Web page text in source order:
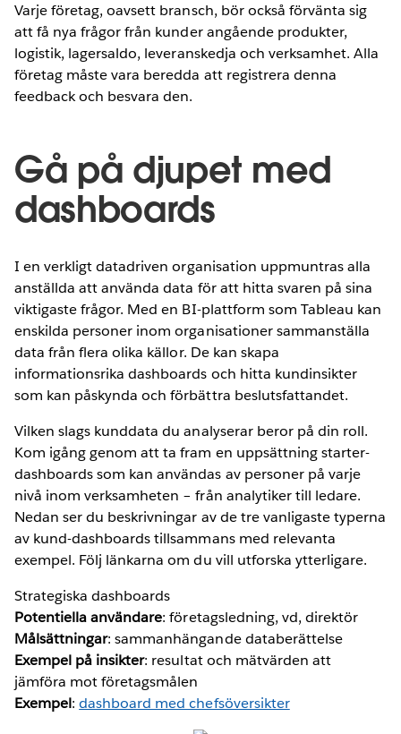
Varje företag, oavsett bransch, bör också förvänta sig
att få nya frågor från kunder angående produkter,
logistik, lagersaldo, leveranskedja och verksamhet. Alla
företag måste vara beredda att registrera denna
feedback och besvara den.
Gå på djupet med
dashboards
I en verkligt datadriven organisation uppmuntras alla
anställda att använda data för att hitta svaren på sina
viktigaste frågor. Med en BI-plattform som Tableau kan
enskilda personer inom organisationer sammanställa
data från flera olika källor. De kan skapa
informationsrika dashboards och hitta kundinsikter
som kan påskynda och förbättra beslutsfattandet.
Vilken slags kunddata du analyserar beror på din roll.
Kom igång genom att ta fram en uppsättning starter-
dashboards som kan användas av personer på varje
nivå inom verksamheten – från analytiker till ledare.
Nedan ser du beskrivningar av de tre vanligaste typerna
av kund-dashboards tillsammans med relevanta
exempel. Följ länkarna om du vill utforska ytterligare.
Strategiska dashboards
Potentiella användare: företagsledning, vd, direktör
Målsättningar: sammanhängande databerättelse
Exempel på insikter: resultat och mätvärden att
jämföra mot företagsmålen
Exempel:dashboard med chefsöversikter